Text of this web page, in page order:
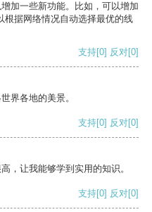
加一些新功能。比如，可以增加
根据网络情况自动选择最优的线
支持[0] 反对[0]
界各地的美景。
支持[0] 反对[0]
，让我能够学到实用的知识。
支持[0] 反对[0]